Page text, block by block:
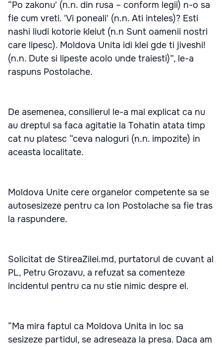
“Po zakonu' (n.n. din rusa – conform legii) n-o sa
fie cum vreti. 'Vi poneali' (n.n. Ati inteles)? Esti
nashi liudi kotorie kleiut (n.n Sunt oamenii nostri
care lipesc). Moldova Unita idi klei gde ti jiveshi!
(n.n. Dute si lipeste acolo unde traiesti)”, le-a
raspuns Postolache.
De asemenea, consilierul le-a mai explicat ca nu
au dreptul sa faca agitatie la Tohatin atata timp
cat nu platesc “ceva naloguri (n.n. impozite) in
aceasta localitate.
Moldova Unite cere organelor competente sa se
autosesizeze pentru ca Ion Postolache sa fie tras
la raspundere.
Solicitat de StireaZilei.md, purtatorul de cuvant al
PL, Petru Grozavu, a refuzat sa comenteze
incidentul pentru ca nu stie nimic despre el.
“Ma mira faptul ca Moldova Unita in loc sa
sesizeze partidul, se adreseaza la presa. Daca am